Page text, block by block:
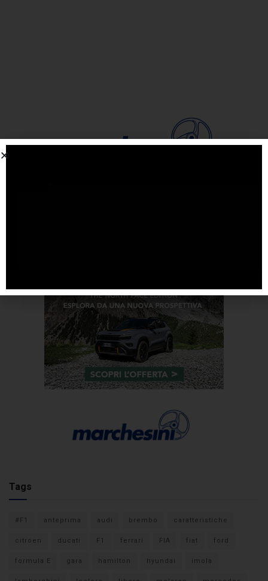
Tags
#F1 anteprima audi brembo caratteristiche
citroen ducati F1 ferrari FIA fiat ford
formula E gara hamilton hyundai imola